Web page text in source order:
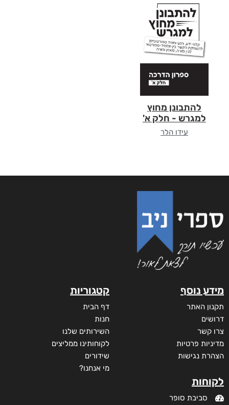
להתבונן מחוץ
למגרש - חלק א'
עידו הלר
מידע נוסף
תקנון האתר
דרושים
צרו קשר
מדיניות פרטיות
הצהרת נגישות
לקוחות
סביבת סופר
קטגוריות
דף הבית
חנות
השירותים שלנו
לקוחותינו ממליצים
שידורים
מי אנחנו?